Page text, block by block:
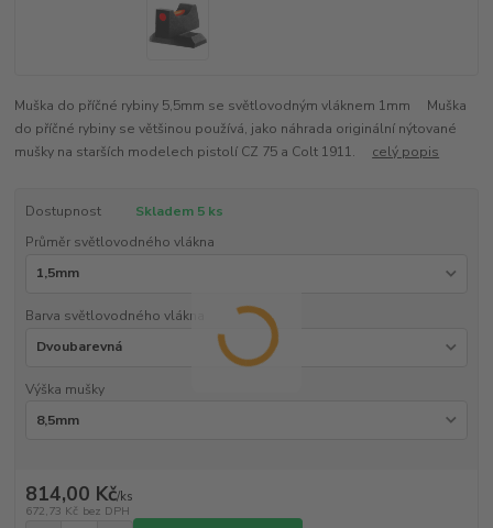
Muška do příčné rybiny 5,5mm se světlovodným vláknem 1mm Muška
do příčné rybiny se většinou používá, jako náhrada originální nýtované
mušky na starších modelech pistolí CZ 75 a Colt 1911. celý popis
Dostupnost
Skladem 5 ks
Průměr světlovodného vlákna
Barva světlovodného vlákna
Výška mušky
814,00 Kč/ks
672,73 Kč bez DPH